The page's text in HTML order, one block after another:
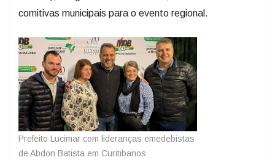
comitivas municipais para o evento regional.
Prefeito Lucimar com lideranças emedebistas
de Abdon Batista em Curitibanos